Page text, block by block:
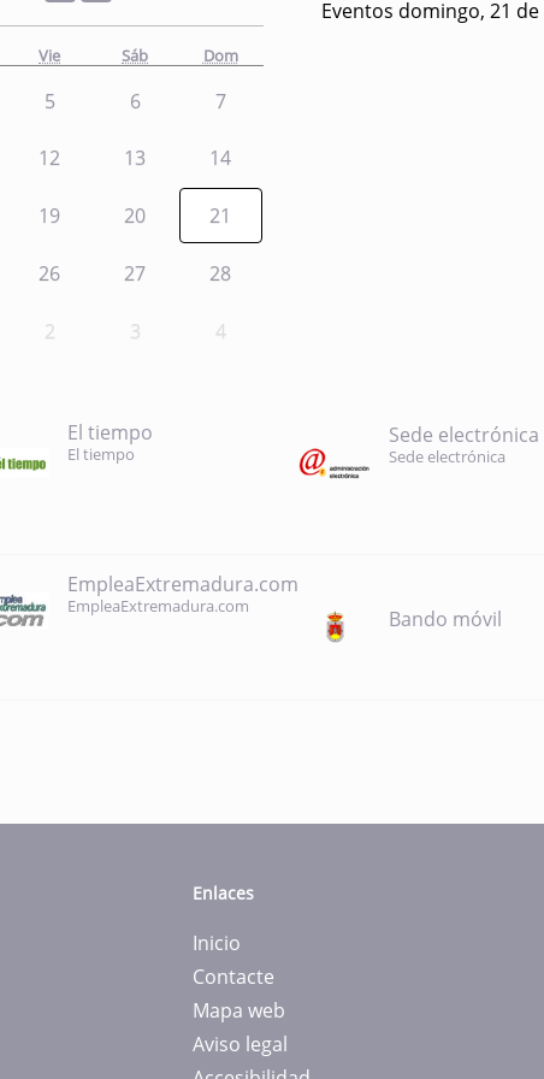
Vie Sáb Dom
5 6 7
12 13 14
19 20 21
26 27 28
2 3 4
Eventos domingo, 21
El tiempo
El tiempo
Sede electrónica
Sede electrónica
EmpleaExtremadura.com
EmpleaExtremadura.com
Bando móvil
Enlaces
Inicio
Contacte
Mapa web
Aviso legal